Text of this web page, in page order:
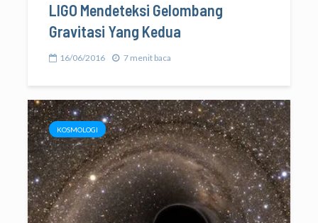
LIGO Mendeteksi Gelombang
Gravitasi Yang Kedua
16/06/2016 7 menit baca
KOSMOLOGI